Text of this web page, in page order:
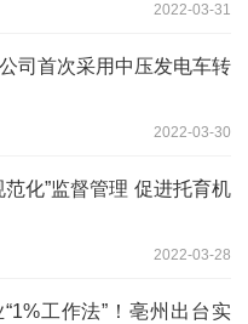
2022-03-31
司首次采用中压发电车转
2022-03-30
范化”监督管理 促进托育机
2022-03-28
工作法”！亳州出台实